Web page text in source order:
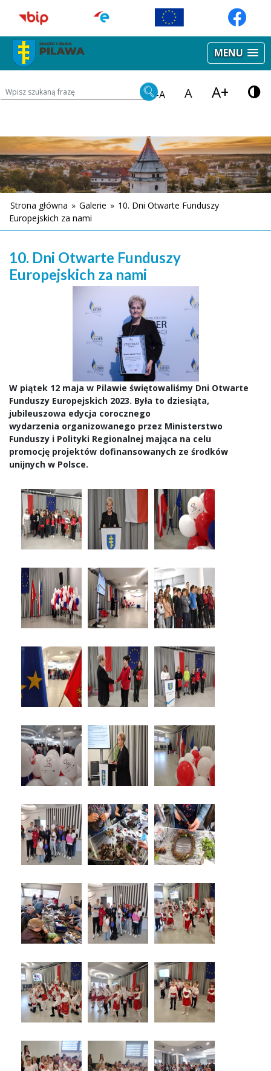
MENU
Wyszukiwarka treści na stronie -A A A+
Strona główna » Galerie » 10. Dni Otwarte Funduszy
Europejskich za nami
10. Dni Otwarte Funduszy
Europejskich za nami
W piątek 12 maja w Pilawie świętowaliśmy Dni Otwarte
Funduszy Europejskich 2023. Była to dziesiąta,
jubileuszowa edycja corocznego
wydarzenia organizowanego przez Ministerstwo
Funduszy i Polityki Regionalnej mająca na celu
promocję projektów dofinansowanych ze środków
unijnych w Polsce.